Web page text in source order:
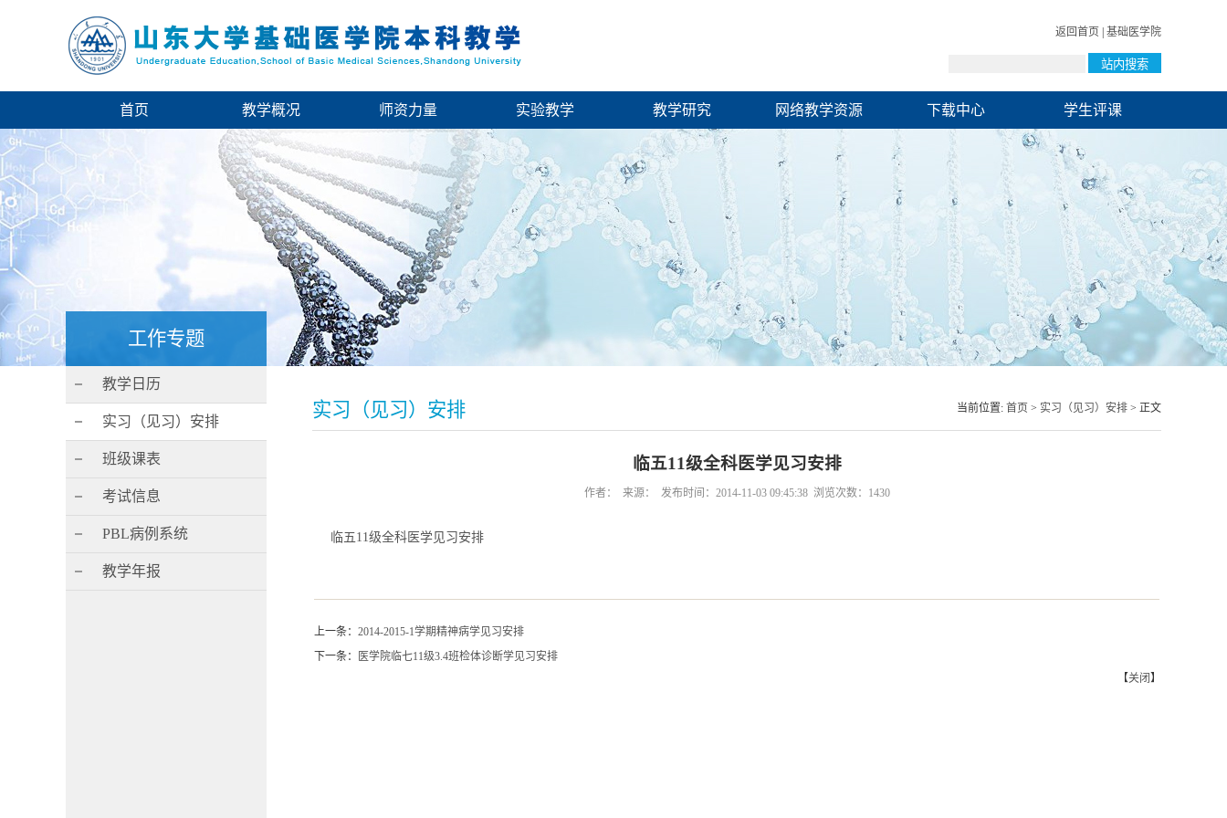
返回首页 基础医学院
首页 教学概况 师资力量 实验教学 教学研究 网络教学资源 下载中心 学生评课
工作专题
教学日历
实习（见习）安排
班级课表
考试信息
PBL病例系统
教学年报
实习（见习）安排 当前位置: 首页 > 实习（见习）安排 > 正文
临五11级全科医学见习安排
作者： 来源： 发布时间：2014-11-03 09:45:38 浏览次数： 1430
临五11级全科医学见习安排
上一条： 2014-2015-1学期精神病学见习安排
下一条：
医学院临七11级3.4班检体诊断学见习安排
【关闭】